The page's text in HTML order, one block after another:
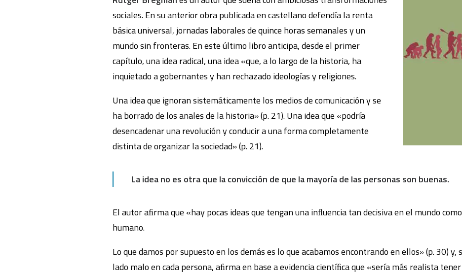
sociales. En su anterior obra publicada en castellano defendía la renta
básica universal, jornadas laborales de quince horas semanales y un
mundo sin fronteras. En este último libro anticipa, desde el primer
capítulo, una idea radical, una idea «que, a lo largo de la historia, ha
inquietado a gobernantes y han rechazado ideologías y religiones.
Una idea que ignoran sistemáticamente los medios de comunicación y se
ha borrado de los anales de la historia» (p. 21). Una idea que «podría
desencadenar una revolución y conducir a una forma completamente
distinta de organizar la sociedad» (p. 21).
La idea no es otra que la convicción de que la mayoría de las personas son buenas.
El autor aﬁrma que «hay pocas ideas que tengan una inﬂuencia tan decisiva en el mundo
humano.
Lo que damos por supuesto en los demás es lo que acabamos encontrando en ellos» (p. 30) y,
lado malo en cada persona, aﬁrma en base a evidencia cientíﬁca que «sería más realista